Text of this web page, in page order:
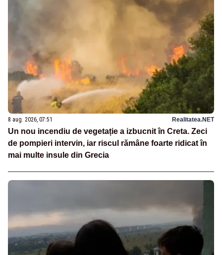
8 aug. 2026, 07:51 Realitatea.NET
Un nou incendiu de vegetație a izbucnit în Creta. Zeci
de pompieri intervin, iar riscul rămâne foarte ridicat în
mai multe insule din Grecia